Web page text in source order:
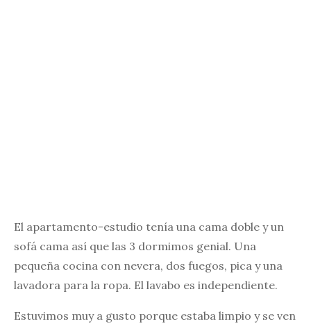
El apartamento-estudio tenía una cama doble y un
sofá cama así que las 3 dormimos genial. Una
pequeña cocina con nevera, dos fuegos, pica y una
lavadora para la ropa. El lavabo es independiente.
Estuvimos muy a gusto porque estaba limpio y se ven